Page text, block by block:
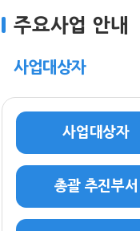
주요사업 안내
사업대상자
사업대상자
총괄 추진부서